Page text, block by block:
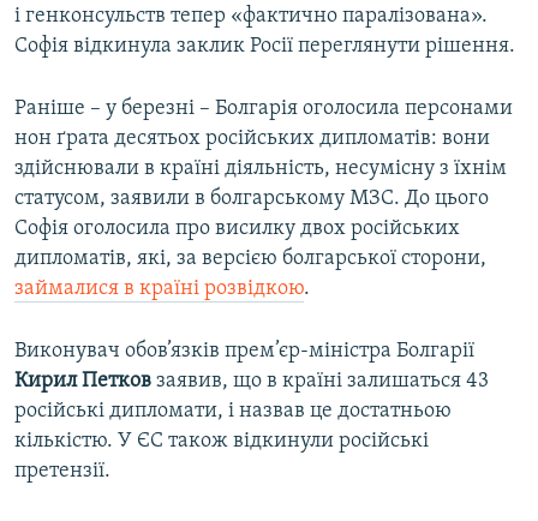
і генконсульств тепер «фактично паралізована».
Софія відкинула заклик Росії переглянути рішення.
Раніше – у березні – Болгарія оголосила персонами
нон ґрата десятьох російських дипломатів: вони
здійснювали в країні діяльність, несумісну з їхнім
статусом, заявили в болгарському МЗС. До цього
Софія оголосила про висилку двох російських
дипломатів, які, за версією болгарської сторони,
займалися в країні розвідкою.
Виконувач обов’язків прем’єр-міністра Болгарії
Кирил Петков заявив, що в країні залишаться 43
російські дипломати, і назвав це достатньою
кількістю. У ЄС також відкинули російські
претензії.